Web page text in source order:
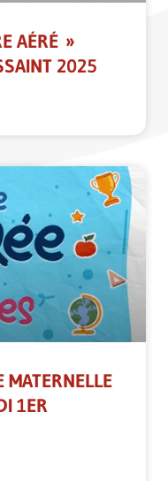
AÉRÉ »
2025
MATERNELLE
1ER